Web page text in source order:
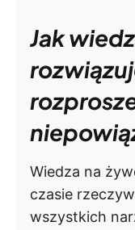
Jak
Wiedza na
czasie
wszystkich